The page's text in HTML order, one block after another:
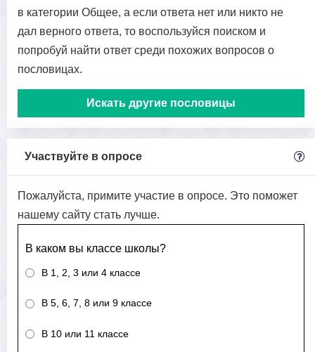
в категории Общее, а если ответа нет или никто не
дал верного ответа, то воспользуйся поиском и
попробуй найти ответ среди похожих вопросов о
пословицах.
Искать другие пословицы
Участвуйте в опросе
Пожалуйста, примите участие в опросе. Это поможет
нашему сайту стать лучше.
В каком вы классе школы?
В 1, 2, 3 или 4 классе
В 5, 6, 7, 8 или 9 классе
В 10 или 11 классе